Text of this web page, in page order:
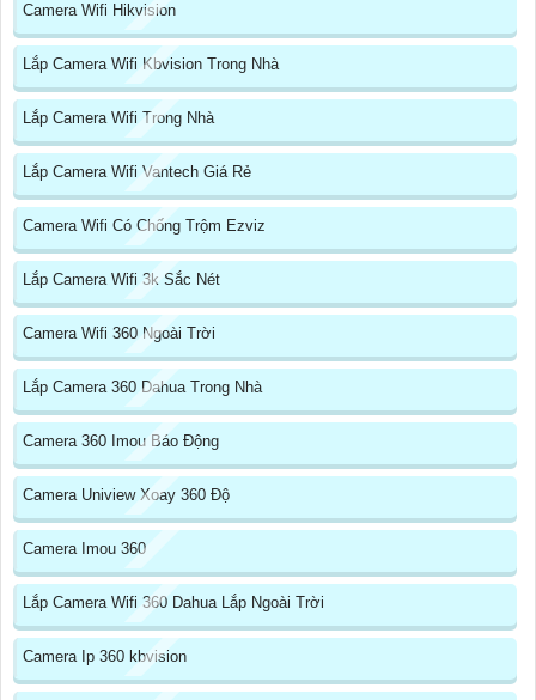
Camera Wifi Hikvision
Lắp Camera Wifi Kbvision Trong Nhà
Lắp Camera Wifi Trong Nhà
Lắp Camera Wifi Vantech Giá Rẻ
Camera Wifi Có Chống Trộm Ezviz
Lắp Camera Wifi 3k Sắc Nét
Camera Wifi 360 Ngoài Trời
Lắp Camera 360 Dahua Trong Nhà
Camera 360 Imou Báo Động
Camera Uniview Xoay 360 Độ
Camera Imou 360
Lắp Camera Wifi 360 Dahua Lắp Ngoài Trời
Camera Ip 360 kbvision